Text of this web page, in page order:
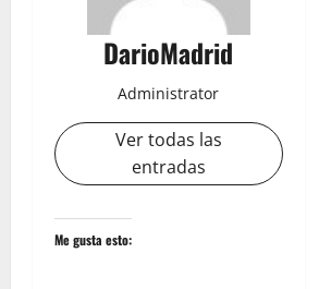
DarioMadrid
Administrator
Ver todas las
entradas
Me gusta esto: